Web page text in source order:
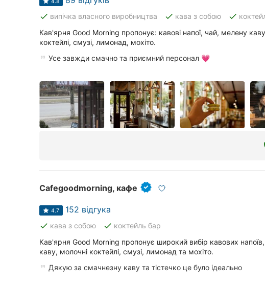
done випічка власного виробництва done кава з собою done
Кав'ярня Good Morning пропонує: кавові напої, чай, мелену
коктейлі, смузі, лимонад, мохіто.
Усе завжди смачно та приємний персонал 💗
Cafegoodmorning, кафе
4.7 152 відгука
done кава з собою done коктейль бар
Кав'ярня Good Morning пропонує широкий вибір кавових
каву, молочні коктейлі, смузі, лимонад та мохіто.
Дякую за смачнезну каву та тістечко це було ідеально